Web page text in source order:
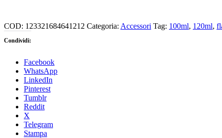
COD: 123321684641212 Categoria: Accessori Tag: 100ml, 120ml,
Condividi:
Facebook
WhatsApp
LinkedIn
Pinterest
Tumblr
Reddit
X
Telegram
Stampa